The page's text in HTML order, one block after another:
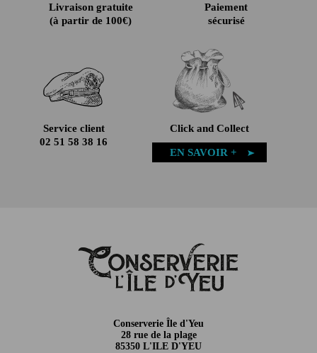
Livraison gratuite
(à partir de 100€)
Paiement
sécurisé
Service client
02 51 58 38 16
Click and Collect
EN SAVOIR +
Conserverie Île d'Yeu
28 rue de la plage
85350 L'ILE D'YEU